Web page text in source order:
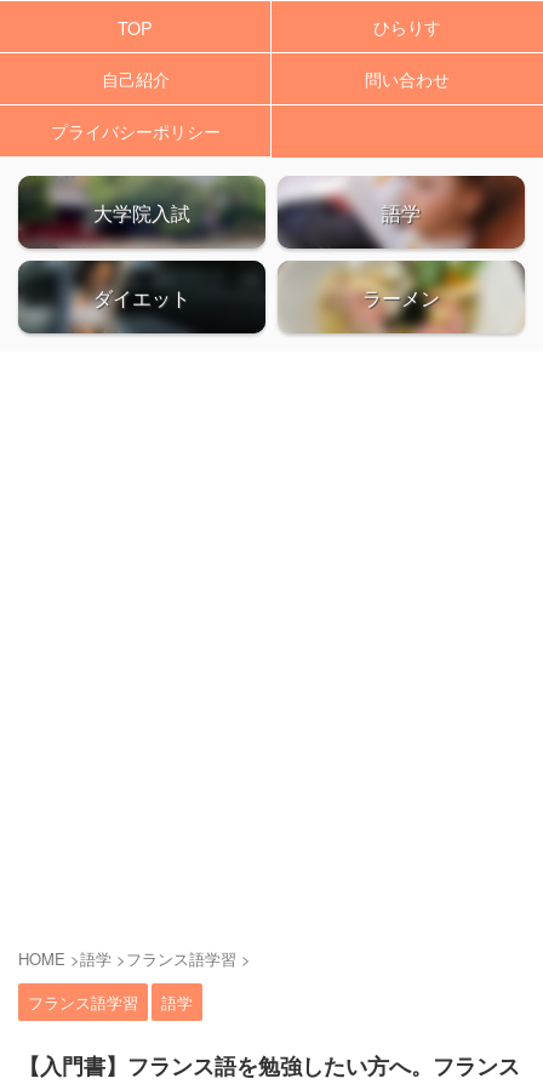
TOP ひらりす
自己紹介 問い合わせ
プライバシーポリシー
大学院入試 語学
ダイエット ラーメン
HOME >語学 >フランス語学習 >
フランス語学習
語学
【入門書】フランス語を勉強したい方へ。フランス